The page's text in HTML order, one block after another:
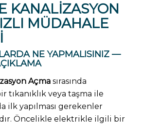
KANALIZASYON
MÜDAHALE
NE YAPMALISINIZ —
Açmasırasında
tıkanıklık veya taşma ile
ilk yapılması gerekenler
Öncelikle elektrikle ilgili bir